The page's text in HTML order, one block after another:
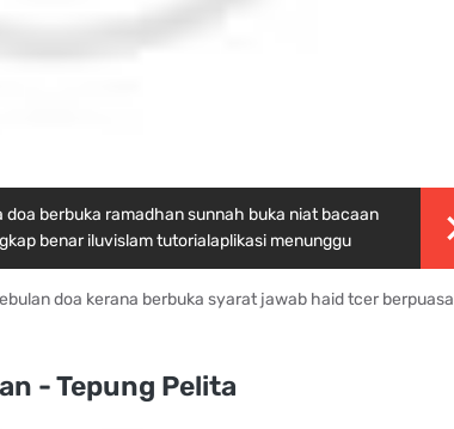
berbuka ramadhan sunnah buka niat bacaan
benar iluvislam tutorialaplikasi menunggu
doa kerana berbuka syarat jawab haid tcer berpuasa
- Tepung Pelita